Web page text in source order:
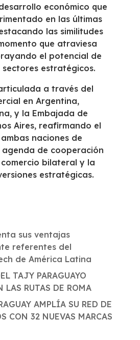
económico que
en las últimas
las similitudes
que atraviesa
el potencial de
estratégicos.
a través del
en Argentina,
y la Embajada de
Aires, reafirmando el
naciones de
de cooperación
bilateral y la
estratégicas.
sus ventajas
referentes del
de América Latina
TAJY PARAGUAYO
LAS RUTAS DE ROMA
AMPLÍA SU RED DE
CON 32 NUEVAS MARCAS